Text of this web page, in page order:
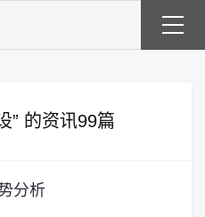
” 的资讯99篇
分析